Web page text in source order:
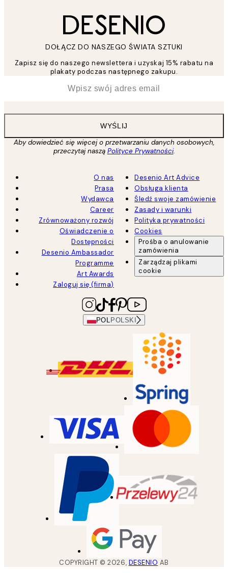
DOŁĄCZ DO NASZEGO ŚWIATA SZTUKI
Zapisz się do naszego newslettera i uzyskaj 15% rabatu na
plakaty podczas następnego zakupu.
WYŚLIJ
Aby dowiedzieć się więcej o przetwarzaniu danych osobowych,
przeczytaj naszą Polityce Prywatności.
O nas
Prasa
Wydawca
Career
Zrównoważony rozwój
Oświadczenie o
Dostępności
Desenio Ambassador
Programme
Art Awards
Zaloguj się (firma)
Desenio Art Advice
Obsługa klienta
Śledź swoje zamówienie
Zasady i warunki
Polityka prywatności
Cookies
Prośba o anulowanie
zamówienia
Zarządzaj plikami
cookie
POL POLSKI
COPYRIGHT ©2026, DESENIO AB